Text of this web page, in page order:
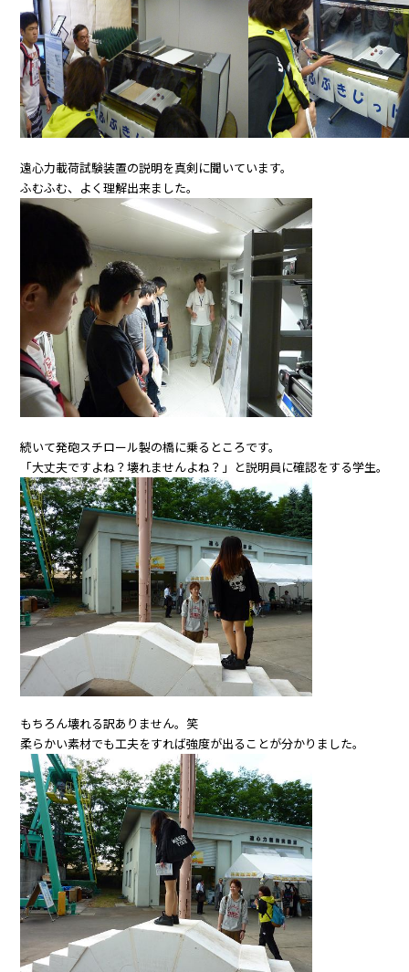
遠心力載荷試験装置の説明を真剣に聞いています。
ふむふむ、よく理解出来ました。
続いて発砲スチロール製の橋に乗るところです。
「大丈夫ですよね？壊れませんよね？」と説明員に確認をする学生。
もちろん壊れる訳ありません。笑
柔らかい素材でも工夫をすれば強度が出ることが分かりました。